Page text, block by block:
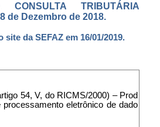
CONSULTA TRIBUTÁRIA
de Dezembro de 2018.
site da SEFAZ em 16/01/2019.
54, V, do RICMS/2000) – Prod
processamento eletrônico de dado